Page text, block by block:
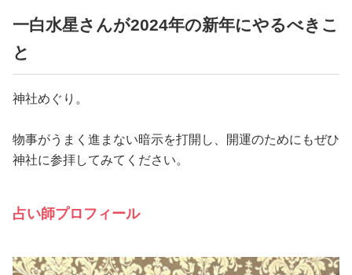
一白水星さんが2024年の新年にやるべきこ
と
神社めぐり。
物事がうまく進まない暗示を打開し、開運のためにもぜひ
神社に参拝してみてください。
占い師プロフィール